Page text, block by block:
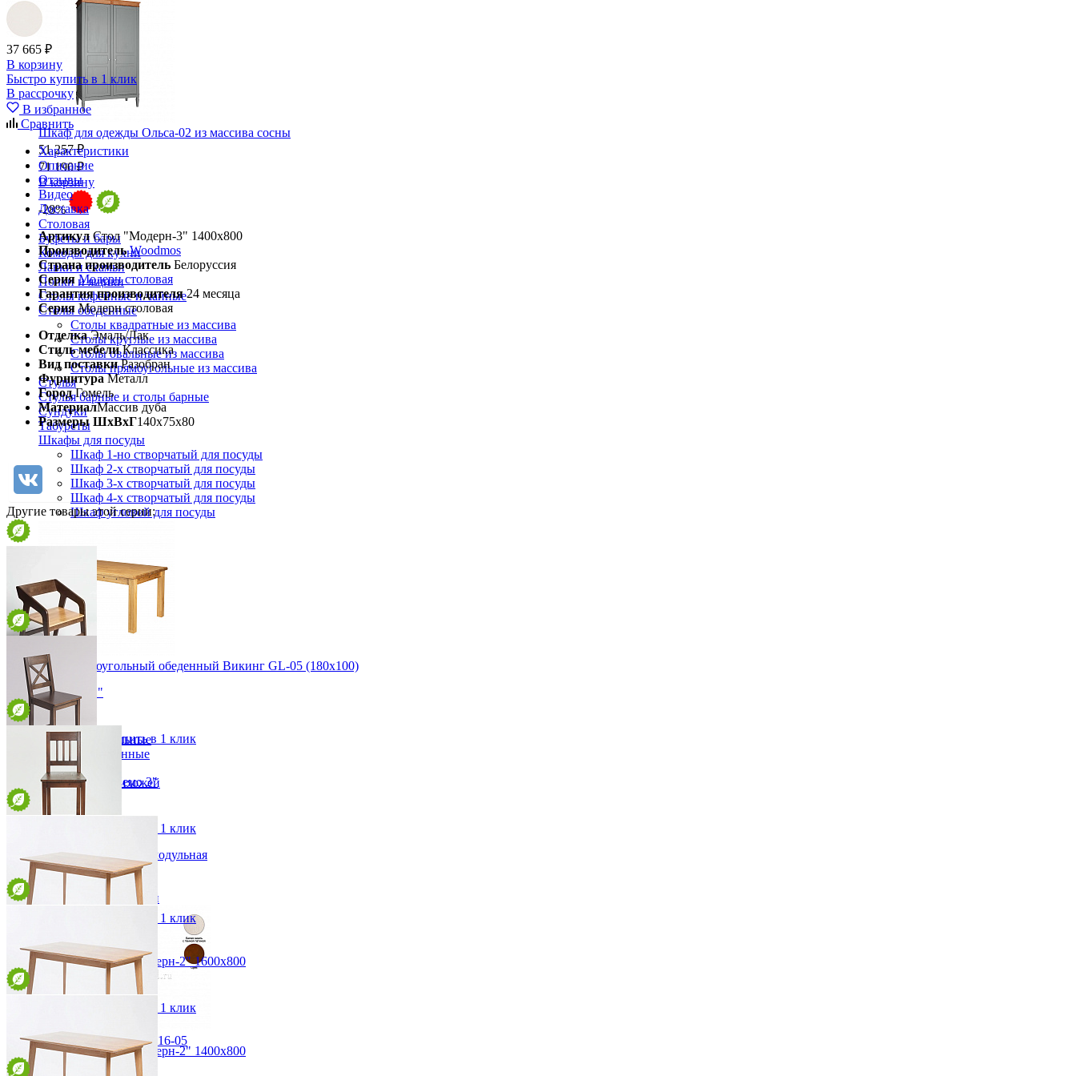
Шкаф для одежды Ольса-02 из массива сосны
51 257 ₽
71 190 ₽
В корзину
-28%
Столовая
Буфеты и бары
Комоды для кухни
Лавки и скамьи
Полки и ящики
Столы кофейные и чайные
Столы обеденные
Столы квадратные из массива
Столы круглые из массива
Столы овальные из массива
Столы прямоугольные из массива
Стулья
Стулья барные и столы барные
Сундуки
Табуреты
Шкафы для посуды
Шкаф 1-но створчатый для посуды
Шкаф 2-х створчатый для посуды
Шкаф 3-х створчатый для посуды
Шкаф 4-х створчатый для посуды
Шкаф угловой для посуды
Стол прямоугольный обеденный Викинг GL-05 (180х100)
32 989 ₽
Прихожая
Вешалки напольные
Вешалки настенные
Газетница
Зеркала для прихожей
Ключницы
Консоли
Прихожая Вилия-М модульная
Скамьи и банкетки
Тумбы и комоды
Шкафы для прихожей
Зеркало Оскар. ММ-216-05
25 730 ₽
В корзину
37 665 ₽
В корзину
Быстро купить в 1 клик
В рассрочку
В избранное
Сравнить
Характеристики
Описание
Отзывы
Видео
Доставка
Артикул Стол "Модерн-3" 1400х800
Производитель Woodmos
Страна производитель Белоруссия
Серия Модерн столовая
Гарантия производителя 24 месяца
Серия Модерн столовая
Отделка Эмаль/Лак
Стиль мебели Классика
Вид поставки Разобран
Фурнитура Металл
Город Гомель
МатериалМассив дуба
Размеры ШхВхГ140х75х80
Другие товары этой серии:
Кресло "Модерн"
от 15 053 ₽
58*74*54 см
В корзину Быстро купить в 1 клик
Стул полубарный "Немо 3"
от 15 525 ₽
48*103*41 см
Быстро купить в 1 клик
Стул барный "Немо 1"
от 15 525 ₽
48*115*41 см
Быстро купить в 1 клик
Стол прямоугольный "Модерн-2" 1600х800
от 34 493 ₽
160х75х80 см
Быстро купить в 1 клик
Стол прямоугольный "Модерн-2" 1400х800
от 32 940 ₽